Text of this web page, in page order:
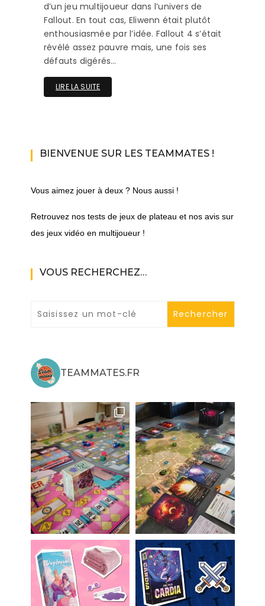
d’un jeu multijoueur dans l’univers de
Fallout. En tout cas, Eliwenn était plutôt
enthousiasmée par l’idée. Fallout 4 s’était
révélé assez pauvre mais, une fois ses
défauts digérés…
LIRE LA SUITE
BIENVENUE SUR LES TEAMMATES !
Vous aimez jouer à deux ? Nous aussi !
Retrouvez nos tests de jeux de plateau et nos avis sur
des jeux vidéo en multijoueur !
VOUS RECHERCHEZ…
TEAMMATES.FR